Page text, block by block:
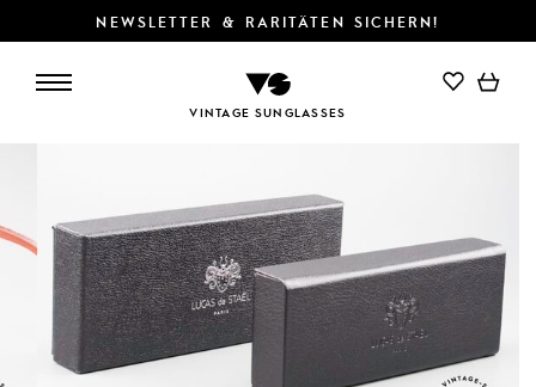
NEWSLETTER & RARITÄTEN SICHERN!
VINTAGE SUNGLASSES